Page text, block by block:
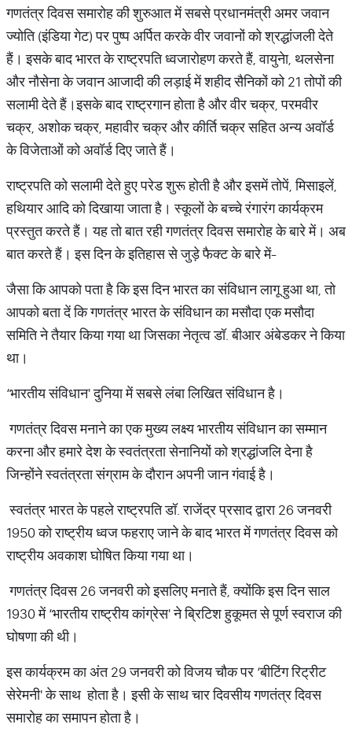
गणतंत्र दिवस समारोह की शुरुआत में सबसे प्रधानमंत्री अमर जवान
ज्योति (इंडिया गेट) पर पुष्प अर्पित करके वीर जवानों को श्रद्धांजली देते
हैं। इसके बाद भारत के राष्ट्रपति ध्वजारोहण करते हैं, वायुनेा, थलसेना
और नौसेना के जवान आजादी की लड़ाई में शहीद सैनिकों को 21 तोपों की
सलामी देते हैं।इसके बाद राष्ट्रगान होता है और वीर चक्र, परमवीर
चक्र, अशोक चक्र, महावीर चक्र और कीर्ति चक्र सहित अन्य अवॉर्ड
के विजेताओं को अवॉर्ड दिए जाते हैं।
राष्ट्रपति को सलामी देते हुए परेड शुरू होती है और इसमें तोपें, मिसाइलें,
हथियार आदि को दिखाया जाता है। स्कूलों के बच्चे रंगारंग कार्यक्रम
प्रस्तुत करते हैं। यह तो बात रही गणतंत्र दिवस समारोह के बारे में। अब
बात करते हैं। इस दिन के इतिहास से जुड़े फैक्ट के बारे में-
जैसा कि आपको पता है कि इस दिन भारत का संविधान लागू हुआ था, तो
आपको बता दें कि गणतंत्र भारत के संविधान का मसौदा एक मसौदा
समिति ने तैयार किया गया था जिसका नेतृत्व डॉ. बीआर अंबेडकर ने किया
था।
‘भारतीय संविधान' दुनिया में सबसे लंबा लिखित संविधान है।
गणतंत्र दिवस मनाने का एक मुख्य लक्ष्य भारतीय संविधान का सम्मान
करना और हमारे देश के स्वतंत्रता सेनानियों को श्रद्धांजलि देना है
जिन्होंने स्वतंत्रता संग्राम के दौरान अपनी जान गंवाई है।
स्वतंत्र भारत के पहले राष्ट्रपति डॉ. राजेंद्र प्रसाद द्वारा 26 जनवरी
1950 को राष्ट्रीय ध्वज फहराए जाने के बाद भारत में गणतंत्र दिवस को
राष्ट्रीय अवकाश घोषित किया गया था।
गणतंत्र दिवस 26 जनवरी को इसलिए मनाते हैं, क्योंकि इस दिन साल
1930 में ‘भारतीय राष्ट्रीय कांग्रेस' ने ब्रिटिश हुकूमत से पूर्ण स्वराज की
घोषणा की थी।
इस कार्यक्रम का अंत 29 जनवरी को विजय चौक पर ‘बीटिंग रिट्रीट
सेरेमनी' के साथ होता है। इसी के साथ चार दिवसीय गणतंत्र दिवस
समारोह का समापन होता है।